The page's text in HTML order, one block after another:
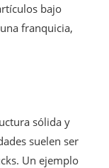
bajo
franquicia,
sólida y
suelen ser
Un ejemplo